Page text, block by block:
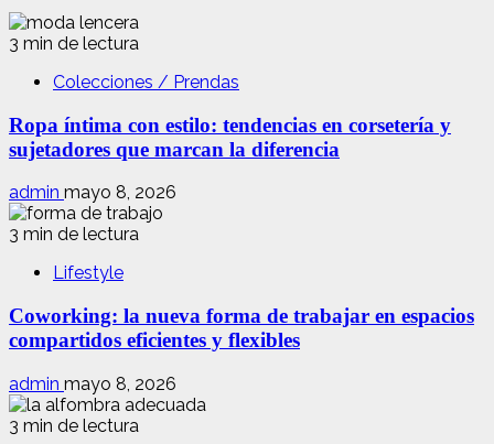
3 min de lectura
Colecciones / Prendas
Ropa íntima con estilo: tendencias en corsetería y
sujetadores que marcan la diferencia
admin mayo 8, 2026
3 min de lectura
Lifestyle
Coworking: la nueva forma de trabajar en espacios
compartidos eficientes y flexibles
admin mayo 8, 2026
3 min de lectura